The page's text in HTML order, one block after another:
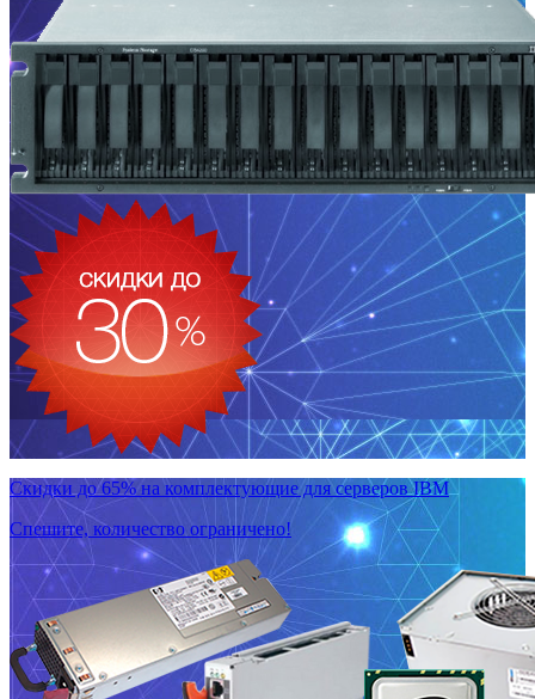
Скидки до 65% на комплектующие для серверов IBM
Спешите, количество ограничено!